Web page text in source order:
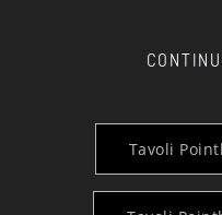
Tavoli